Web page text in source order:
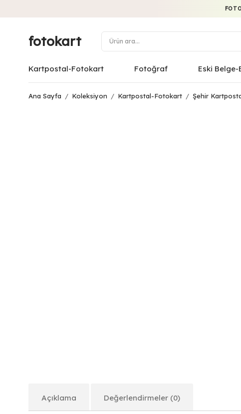
fotokart
Kartpostal-Fotokart Fotoğraf Eski
Ana Sayfa / Koleksiyon / Kartpostal-Fotokart / Şehir
Açıklama Değerlendirmeler (0)